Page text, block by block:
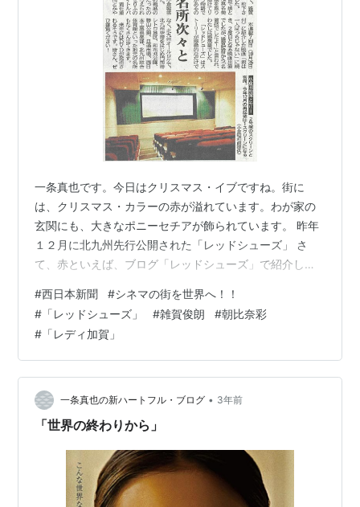
一条真也です。今日はクリスマス・イブですね。街に
は、クリスマス・カラーの赤が溢れています。わが家の
玄関にも、大きなポニーセチアが飾られています。 昨年
１２月に北九州先行公開された「レッドシューズ」 さ
て、赤といえば、ブログ「レッドシューズ」で紹介した
マ連載開始！」で紹介したように、わたしは今年８月か
ら「西日本新聞」に映画をテーマにしたエッセーを佐久
間庸和の本名で連載しています。連載記事については、
権利の関係で紙面掲載後１ヵ月間はウェブ公開ができま
せん。その時期がすでに過ぎましたので、公開いたしま
す。第８回目は「レッドシューズ」を取り上げました…
#西日本新聞 #シネマの街を世界へ！！
# 「レッドシューズ」 #雑賀俊朗 #朝比奈彩
# 「レディ加賀」
一条真也の新ハートフル・ブログ • 3年前
「世界の終わりから」